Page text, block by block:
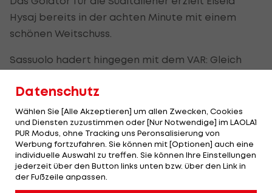
Hysaj bereits in der achten Minute mit einem
schönen Weitschuss.
Sassuolo hadert hingegen mit dem VAR: Gleich
berechtigterweise - wegen einer Abseitsstellung
aberkannt. Erst in der Nachspielzeit gelingt
Napoli durch Allan die Vorentscheidung (93.).
Durch den Sieg rückt der Tabellen-Siebente
Napoli demAC Milanwieder auf einen Punkt nahe.
Die Mailänder nehmen derzeit Rang sechs ein, der
Datenschutz
Wählen Sie [Alle Akzeptieren] um allen Zwecken, Cookies
und Diensten zuzustimmen oder [Nur Notwendige] im LAOLA1
PUR Modus, ohne Tracking uns Peronsalisierung von
Werbung fortzufahren. Sie können mit [Optionen] auch eine
individuelle Auswahl zu treffen. Sie können Ihre Einstellungen
jederzeit über den Button links unten bzw. über den Link in
der Fußzeile anpassen.